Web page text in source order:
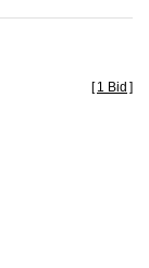
[ 1 Bid ]